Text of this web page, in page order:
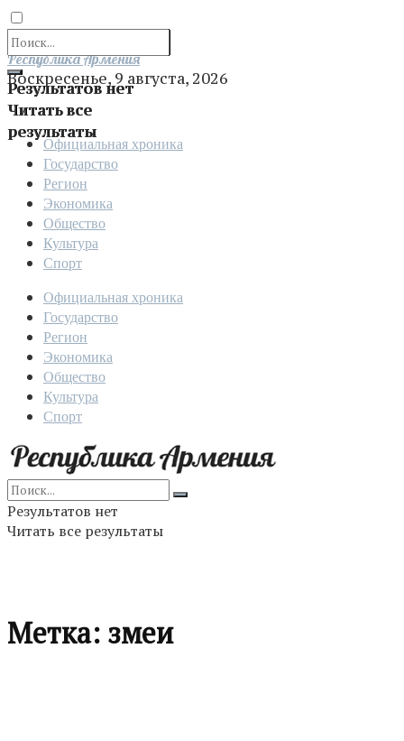
Результатов нет
Читать все
результаты
Отправить
Республика Армения
Воскресенье, 9 августа, 2026
Официальная хроника
Государство
Регион
Экономика
Общество
Культура
Спорт
Официальная хроника
Государство
Регион
Экономика
Общество
Культура
Спорт
Результатов нет
Читать все результаты
Метка: змеи